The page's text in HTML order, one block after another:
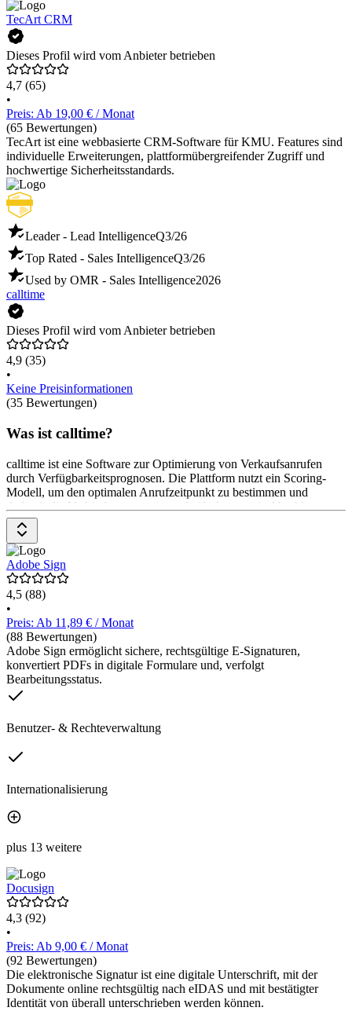
TecArt CRM
Dieses Profil wird vom Anbieter betrieben
4,7 (65)
•
Preis: Ab 19,00 € / Monat
(65 Bewertungen)
TecArt ist eine webbasierte CRM-Software für KMU. Features sind
individuelle Erweiterungen, plattformübergreifender Zugriff und
hochwertige Sicherheitsstandards.
Leader - Lead IntelligenceQ3/26
Top Rated - Sales IntelligenceQ3/26
Used by OMR - Sales Intelligence2026
calltime
Dieses Profil wird vom Anbieter betrieben
4,9 (35)
•
Keine Preisinformationen
(35 Bewertungen)
Was ist calltime?
calltime ist eine Software zur Optimierung von Verkaufsanrufen
durch Verfügbarkeitsprognosen. Die Plattform nutzt ein Scoring-
Modell, um den optimalen Anrufzeitpunkt zu bestimmen und
dadurch die Verbindungsrate zu verdreifachen sowie Abschlussraten
zu verdoppeln. calltime integriert sich in gängige CRM-Systeme und
Outreach-Tools. Die Preise gibt es auf Anfrage beim Anbieter.
Adobe Sign
4,5 (88)
•
Preis: Ab 11,89 € / Monat
(88 Bewertungen)
Adobe Sign ermöglicht sichere, rechtsgültige E-Signaturen,
konvertiert PDFs in digitale Formulare und, verfolgt
Bearbeitungsstatus.
Benutzer- & Rechteverwaltung
Internationalisierung
plus 13 weitere
Docusign
4,3 (92)
•
Preis: Ab 9,00 € / Monat
(92 Bewertungen)
Die elektronische Signatur ist eine digitale Unterschrift, mit der
Dokumente online rechtsgültig nach eIDAS und mit bestätigter
Identität von überall unterschrieben werden können.